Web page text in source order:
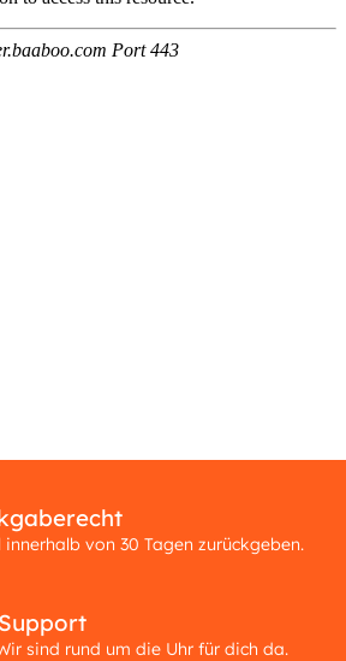
von 30 Tagen zurückgeben.
sind rund um die Uhr für dich da.